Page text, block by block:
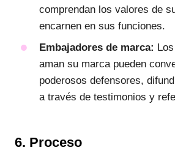
comprendan los valores de
encarnen en sus funciones.
Embajadores de marca:
aman su marca pueden
poderosos defensores,
a través de testimonios y
6. Proceso